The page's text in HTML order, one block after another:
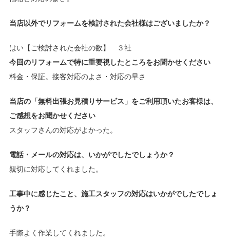
当店以外でリフォームを検討された会社様はございましたか？
はい【ご検討された会社の数】 ３社
今回のリフォームで特に重要視したところをお聞かせください
料金・保証。接客対応のよさ・対応の早さ
当店の「無料出張お見積りサービス」をご利用頂いたお客様は、
ご感想をお聞かせください
スタッフさんの対応がよかった。
電話・メールの対応は、いかがでしたでしょうか？
親切に対応してくれました。
工事中に感じたこと、施工スタッフの対応はいかがでしたでしょ
うか？
手際よく作業してくれました。